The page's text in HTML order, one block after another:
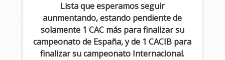
Lista que esperamos seguir
aunmentando, estando pendiente de
solamente 1 CAC más para finalizar su
campeonato de España, y de 1 CACIB para
finalizar su campeonato Internacional.